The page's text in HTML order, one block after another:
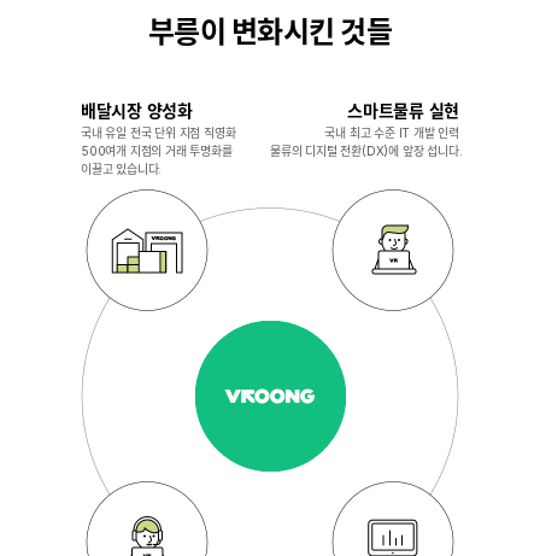
부릉이 변화시킨 것들
배달시장 양성화​
국내 유일 전국 단위 지점 직영화​
500여개 지점의 거래 투명화를
이끌고 있습니다.
스마트물류 실현​
국내 최고 수준 IT 개발 인력​
물류의 디지털 전환(DX)에 앞장 섭니다.